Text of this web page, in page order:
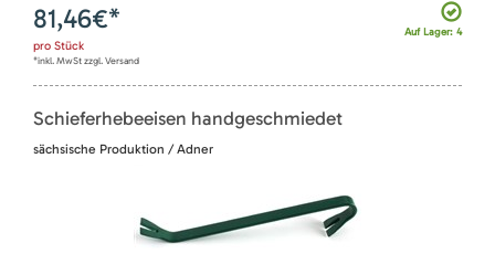
Auf Lager: 4
81,46€*
pro Stück
*inkl. MwSt zzgl. Versand
Schieferhebeeisen handgeschmiedet
sächsische Produktion / Adner